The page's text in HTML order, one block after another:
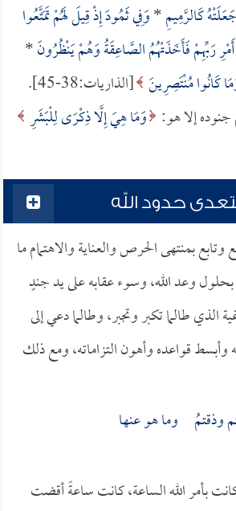
كَالرَّمِيمِ*وَفِي ثَمُودَ إِذْ قِيلَ لَهُمْ تَمَتَّعُوا
رَبِّهِمْ فَأَخَذَتْهُمُ الصَّاعِقَةُ وَهُمْ يَنْظُرُونَ*
كَانُوا مُنْتَصِرِينَ [الذاريات:38-45].
جنوده إلا هو: وَمَا هِيَ إِلَّا ذِكْرَى لِلْبَشَرِ
حدود الله
بمنتهى الحرص والعناية والاهتمام ما
وعد الله، وسوء عقابه على يد جندٍ
الذي طالما تكبر وتجبر، وطالما دعي إلى
قواعده وأهون التزاماته، ومع ذلك
وذقتمُ وما هو عنها
بأمر الله الساعة، كانت ساعةً أقضت